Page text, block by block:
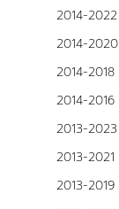
2014-2022
2014-2020
2014-2018
2014-2016
2013-2023
2013-2021
2013-2019